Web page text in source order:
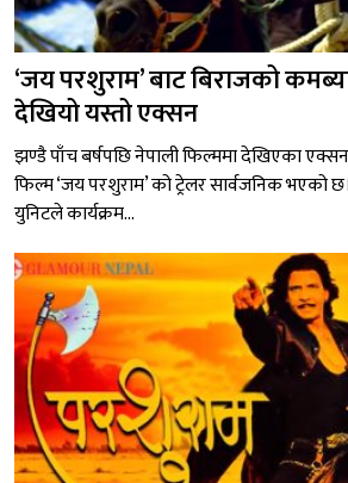
‘जय परशुराम’ बाट बिराजको
देखियो यस्तो एक्सन
झण्डै पाँच बर्षपछि नेपाली फिल्ममा देखिएका
फिल्म ‘जय परशुराम’ को ट्रेलर सार्वजनिक भएको
युनिटले कार्यक्रम...